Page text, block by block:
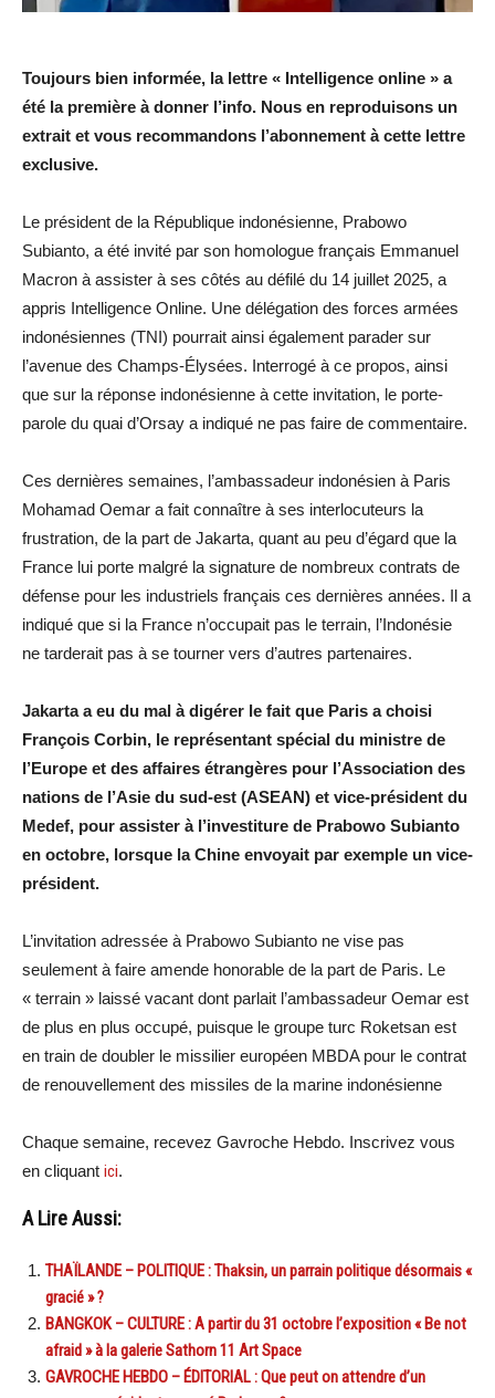
Toujours bien informée, la lettre « Intelligence online » a
été la première à donner l’info. Nous en reproduisons un
extrait et vous recommandons l’abonnement à cette lettre
exclusive.
Le président de la République indonésienne, Prabowo
Subianto, a été invité par son homologue français Emmanuel
Macron à assister à ses côtés au défilé du 14 juillet 2025, a
appris Intelligence Online. Une délégation des forces armées
indonésiennes (TNI) pourrait ainsi également parader sur
l’avenue des Champs-Élysées. Interrogé à ce propos, ainsi
que sur la réponse indonésienne à cette invitation, le porte-
parole du quai d’Orsay a indiqué ne pas faire de commentaire.
Ces dernières semaines, l’ambassadeur indonésien à Paris
Mohamad Oemar a fait connaître à ses interlocuteurs la
frustration, de la part de Jakarta, quant au peu d’égard que la
France lui porte malgré la signature de nombreux contrats de
défense pour les industriels français ces dernières années. Il a
indiqué que si la France n’occupait pas le terrain, l’Indonésie
ne tarderait pas à se tourner vers d’autres partenaires.
Jakarta a eu du mal à digérer le fait que Paris a choisi
François Corbin, le représentant spécial du ministre de
l’Europe et des affaires étrangères pour l’Association des
nations de l’Asie du sud-est (ASEAN) et vice-président du
Medef, pour assister à l’investiture de Prabowo Subianto
en octobre, lorsque la Chine envoyait par exemple un vice-
président.
L’invitation adressée à Prabowo Subianto ne vise pas
seulement à faire amende honorable de la part de Paris. Le
« terrain » laissé vacant dont parlait l’ambassadeur Oemar est
de plus en plus occupé, puisque le groupe turc Roketsan est
en train de doubler le missilier européen MBDA pour le contrat
de renouvellement des missiles de la marine indonésienne
Chaque semaine, recevez Gavroche Hebdo. Inscrivez vous
en cliquant ici.
A Lire Aussi:
THAÏLANDE – POLITIQUE : Thaksin, un parrain politique désormais «
gracié » ?
BANGKOK – CULTURE : A partir du 31 octobre l’exposition « Be not
afraid » à la galerie Sathorn 11 Art Space
GAVROCHE HEBDO – ÉDITORIAL : Que peut on attendre d’un